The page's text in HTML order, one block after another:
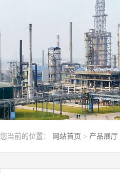
您当前的位置： 网站首页 > 产品展厅